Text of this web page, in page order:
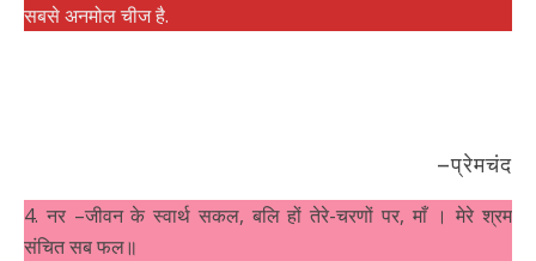
सबसे अनमोल चीज है.
–प्रेमचंद
4. नर –जीवन के स्वार्थ सकल, बलि हों तेरे-चरणों पर, माँ । मेरे श्रम
संचित सब फल॥